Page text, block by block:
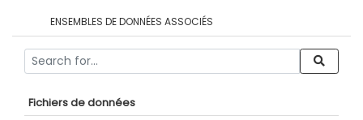
ENSEMBLES DE DONNÉES ASSOCIÉS
Fichiers de données